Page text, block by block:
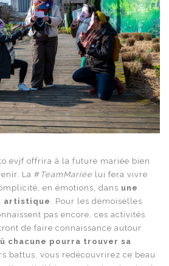
evjf offrira à la future mariée bien
La # TeamMariée lui fera vivre
en émotions, dans une
artistique . Pour les demoiselles
pas encore, ces activités
de faire connaissance autour
chacune pourra trouver sa
battus, vous redécouvrirez ce beau